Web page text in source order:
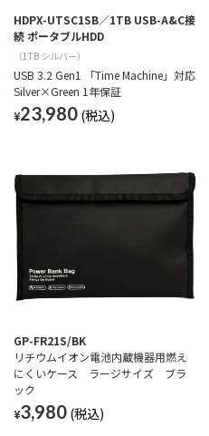
HDPX-UTSC1SB／1TB USB-A&C接
続 ポータブルHDD
（1TB シルバー）
USB 3.2 Gen1 「Time Machine」対応
Silver×Green 1年保証
¥23,980
GP-FR21S/BK
リチウムイオン電池内蔵機器用燃え
にくいケース ラージサイズ ブラ
ック
¥3,980